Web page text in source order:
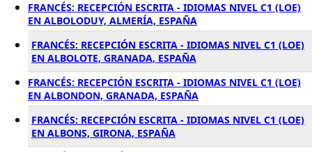
FRANCÉS: RECEPCIÓN ESCRITA - IDIOMAS NIVEL C1 (LOE)
EN ALBOLODUY, ALMERÍA, ESPAÑA
FRANCÉS: RECEPCIÓN ESCRITA - IDIOMAS NIVEL C1 (LOE)
EN ALBOLOTE, GRANADA, ESPAÑA
FRANCÉS: RECEPCIÓN ESCRITA - IDIOMAS NIVEL C1 (LOE)
EN ALBONDON, GRANADA, ESPAÑA
FRANCÉS: RECEPCIÓN ESCRITA - IDIOMAS NIVEL C1 (LOE)
EN ALBONS, GIRONA, ESPAÑA